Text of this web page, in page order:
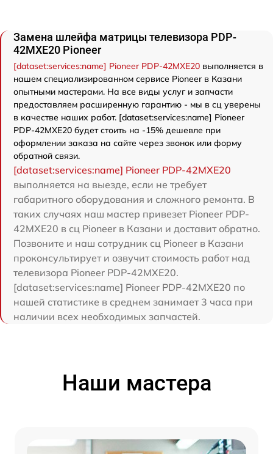
Замена шлейфа матрицы телевизора PDP-
42MXE20 Pioneer
[dataset:services:name] Pioneer PDP-42MXE20 выполняется в
нашем специализированном сервисе Pioneer в Казани
опытными мастерами. На все виды услуг и запчасти
предоставляем расширенную гарантию - мы в сц уверены
в качестве наших работ. [dataset:services:name] Pioneer
PDP-42MXE20 будет стоить на -15% дешевле при
оформлении заказа на сайте через звонок или форму
обратной связи.
[dataset:services:name] Pioneer PDP-42MXE20
выполняется на выезде, если не требует
габаритного оборудования и сложного ремонта. В
таких случаях наш мастер привезет Pioneer PDP-
42MXE20 в сц Pioneer в Казани и доставит обратно.
Позвоните и наш сотрудник сц Pioneer в Казани
проконсультирует и озвучит стоимость работ над
телевизора Pioneer PDP-42MXE20.
[dataset:services:name] Pioneer PDP-42MXE20 по
нашей статистике в среднем занимает 3 часа при
наличии всех необходимых запчастей.
Наши мастера